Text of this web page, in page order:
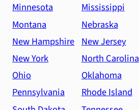
Minnesota
Mississippi
Montana
Nebraska
New Hampshire New Jersey
New York
North Carolina
Ohio
Oklahoma
Pennsylvania
Rhode Island